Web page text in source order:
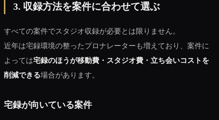
3. 収録方法を案件に合わせて選ぶ
すべての案件でスタジオ収録が必要とは限りません。
近年は宅録環境の整ったプロナレーターも増えており、案件に
よっては宅録のほうが移動費・スタジオ費・立ち会いコストを
削減できる場合があります。
宅録が向いている案件